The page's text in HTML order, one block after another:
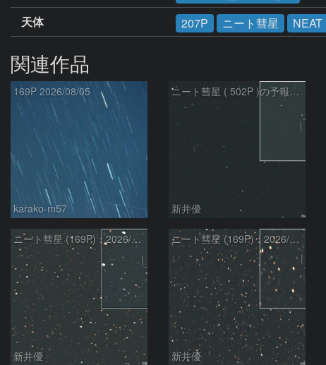
天体
207P ニート彗星 NEAT
関連作品
169P 2026/08/05
karako-m57
ニート彗星 ( 502P )の予報位置：2026/07/27
新井優
ニート彗星 (169P)：2026/05/20
新井優
ニート彗星 (169P)：2026/05/30
新井優